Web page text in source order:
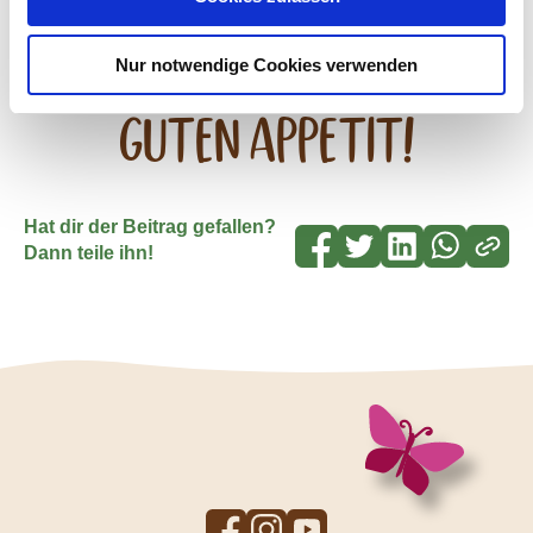
Nur notwendige Cookies verwenden
Guten Appetit!
Hat dir der Beitrag gefallen?
Dann teile ihn!
To To To